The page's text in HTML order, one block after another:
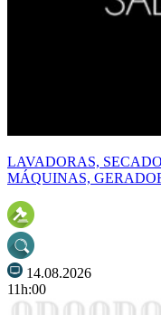
LAVADORAS,
MÁQUINAS,
14.08.2026
11h:00